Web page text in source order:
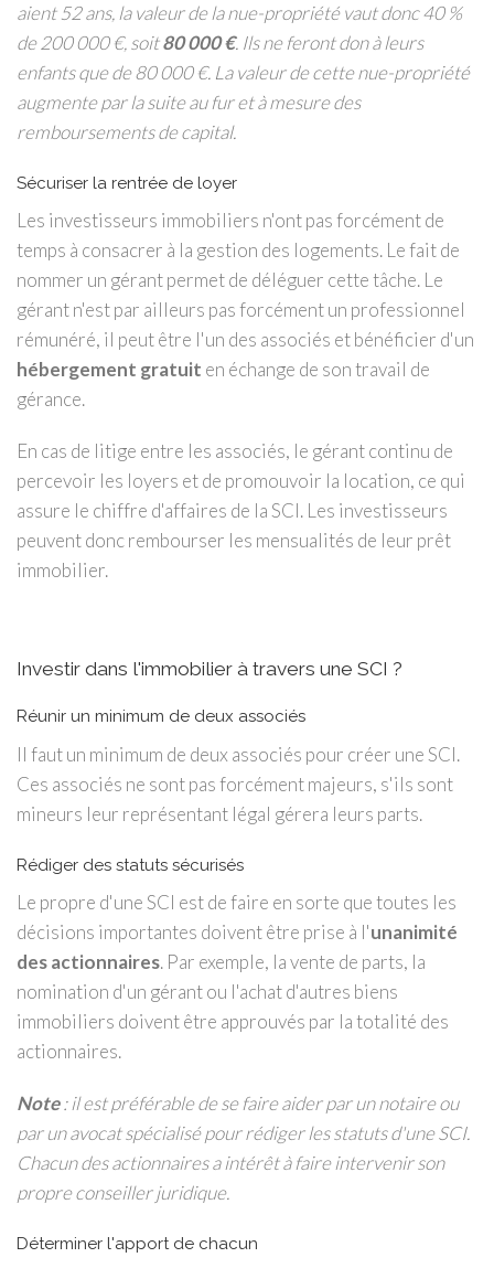
aient 52 ans, la valeur de la nue-propriété vaut donc 40 %
de 200 000 €, soit80 000 €. Ils ne feront don à leurs
enfants que de 80 000 €. La valeur de cette nue-propriété
augmente par la suite au fur et à mesure des
remboursements de capital.
Sécuriser la rentrée de loyer
Les investisseurs immobiliers n'ont pas forcément de
temps à consacrer à la gestion des logements. Le fait de
nommer un gérant permet de déléguer cette tâche. Le
gérant n'est par ailleurs pas forcément un professionnel
rémunéré, il peut être l'un des associés et bénéficier d'un
hébergement gratuit en échange de son travail de
gérance.
En cas de litige entre les associés, le gérant continu de
percevoir les loyers et de promouvoir la location, ce qui
assure le chiffre d'affaires de la SCI. Les investisseurs
peuvent donc rembourser les mensualités de leur prêt
immobilier.
Investir dans l'immobilier à travers une SCI ?
Réunir un minimum de deux associés
Il faut un minimum de deux associés pour créer une SCI.
Ces associés ne sont pas forcément majeurs, s'ils sont
mineurs leur représentant légal gérera leurs parts.
Rédiger des statuts sécurisés
Le propre d'une SCI est de faire en sorte que toutes les
décisions importantes doivent être prise à l'unanimité
des actionnaires. Par exemple, la vente de parts, la
nomination d'un gérant ou l'achat d'autres biens
immobiliers doivent être approuvés par la totalité des
actionnaires.
Note: il est préférable de se faire aider par un notaire ou
par un avocat spécialisé pour rédiger les statuts d'une SCI.
Chacun des actionnaires a intérêt à faire intervenir son
propre conseiller juridique.
Déterminer l'apport de chacun